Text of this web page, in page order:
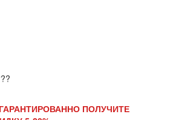
ГАРАНТИРОВАННО ПОЛУЧИТЕ